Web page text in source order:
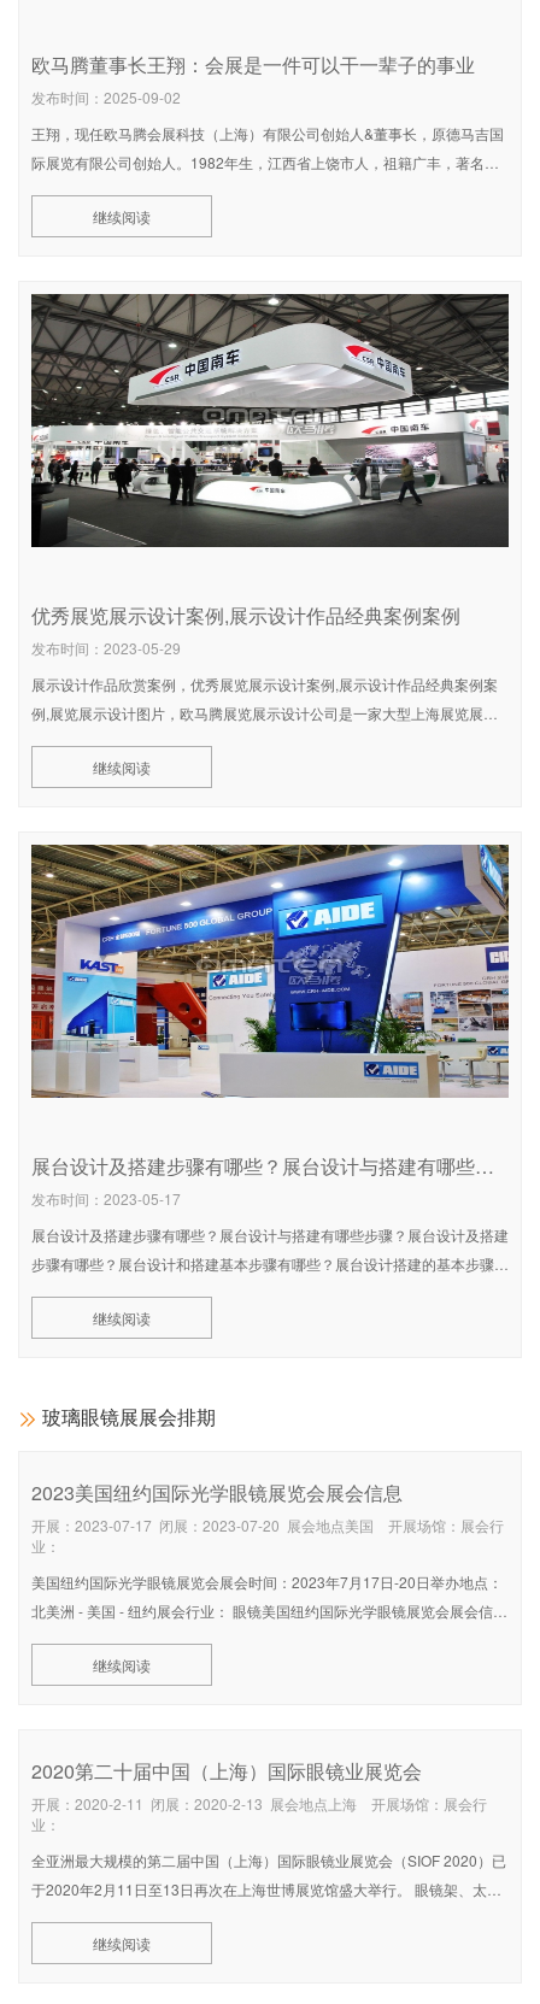
欧马腾董事长王翔：会展是一件可以干一辈子的事业
发布时间：2025-09-02
王翔，现任欧马腾会展科技（上海）有限公司创始人&董事长，原德马吉国
际展览有限公司创始人。1982年生，江西省上饶市人，祖籍广丰，著名企
业家、慈善家。个人简介王翔，汉族，1982年生，江西省上饶
继续阅读
优秀展览展示设计案例,展示设计作品经典案例案例
发布时间：2023-05-29
展示设计作品欣赏案例，优秀展览展示设计案例,展示设计作品经典案例案
例,展览展示设计图片，欧马腾展览展示设计公司是一家大型上海展览展示
设计公司专业从事展览设计等上海展览展示设计服务,同时提上海展览展示
继续阅读
展台设计及搭建步骤有哪些？展台设计与搭建有哪些步骤？展台设计搭建的六大基本步骤
发布时间：2023-05-17
展台设计及搭建步骤有哪些？展台设计与搭建有哪些步骤？展台设计及搭建
步骤有哪些？展台设计和搭建基本步骤有哪些？展台设计搭建的基本步骤包
括那些？展台是常见的企业宣传用的产品，应用范围非常广，设立展台的主
继续阅读
玻璃眼镜展展会排期
2023美国纽约国际光学眼镜展览会展会信息
开展：2023-07-17 闭展：2023-07-20 展会地点美国 开展场馆：展会行
业：
美国纽约国际光学眼镜展览会展会时间：2023年7月17日-20日举办地点：
北美洲 - 美国 - 纽约展会行业： 眼镜美国纽约国际光学眼镜展览会展会信息
美国光学眼镜展VISION EXPO NEW YORK是美国乃至美洲地区专业的国际
光学展，是进入美洲市场的唯一平台，由励展博览集团与美国视力协会合办
继续阅读
2020第二十届中国（上海）国际眼镜业展览会
开展：2020-2-11 闭展：2020-2-13 展会地点上海 开展场馆：展会行
业：
全亚洲最大规模的第二届中国（上海）国际眼镜业展览会（SIOF 2020）已
于2020年2月11日至13日再次在上海世博展览馆盛大举行。 眼镜架、太阳
眼镜、镜片、隐形眼镜、3D眼镜、数字镜片、验眼设备、眼镜及镜片生產
机械、眼镜零件及配件、眼镜原料、模具、眼部护理用品、镜片及隐形眼镜
继续阅读